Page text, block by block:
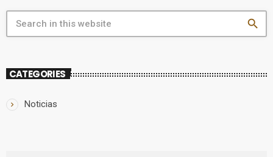
search
CATEGORIES
Noticias